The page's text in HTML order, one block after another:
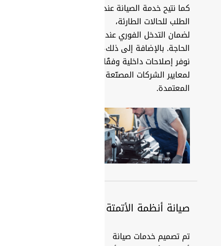
كما نتيح خدمة الصيانة عند
الطلب للحالات الطارئة،
لضمان التدخل الفوري عند
الحاجة. بالإضافة إلى ذلك،
نوفر إصلاحات داخلية وفقًا
لمعايير الشركات المصنّعة
المعتمدة.
صيانة أنظمة الأتمتة
تم تصميم خدمات صيانة